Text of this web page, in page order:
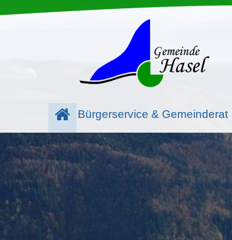
Bürgerservice & Gemeinderat